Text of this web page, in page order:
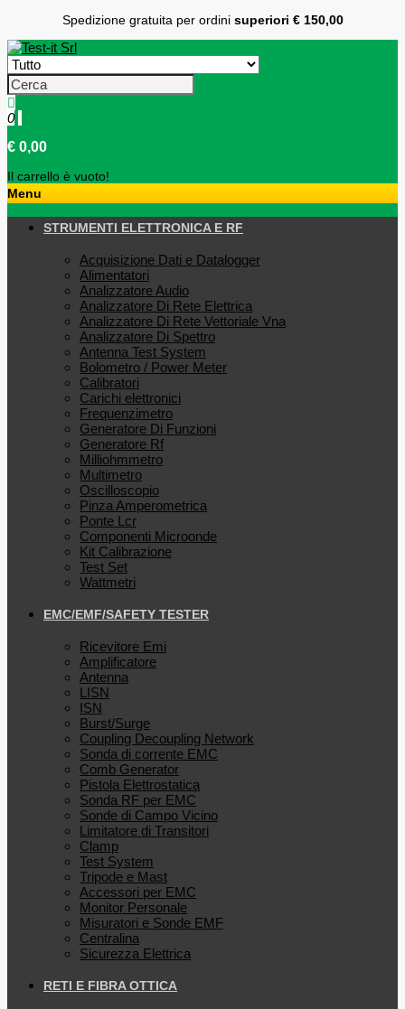
Spedizione gratuita per ordini superiori € 150,00
0
€ 0,00
Il carrello è vuoto!
Menu
STRUMENTI ELETTRONICA E RF
Acquisizione Dati e Datalogger
Alimentatori
Analizzatore Audio
Analizzatore Di Rete Elettrica
Analizzatore Di Rete Vettoriale Vna
Analizzatore Di Spettro
Antenna Test System
Bolometro / Power Meter
Calibratori
Carichi elettronici
Frequenzimetro
Generatore Di Funzioni
Generatore Rf
Milliohmmetro
Multimetro
Oscilloscopio
Pinza Amperometrica
Ponte Lcr
Componenti Microonde
Kit Calibrazione
Test Set
Wattmetri
EMC/EMF/SAFETY TESTER
Ricevitore Emi
Amplificatore
Antenna
LISN
ISN
Burst/Surge
Coupling Decoupling Network
Sonda di corrente EMC
Comb Generator
Pistola Elettrostatica
Sonda RF per EMC
Sonde di Campo Vicino
Limitatore di Transitori
Clamp
Test System
Tripode e Mast
Accessori per EMC
Monitor Personale
Misuratori e Sonde EMF
Centralina
Sicurezza Elettrica
RETI E FIBRA OTTICA